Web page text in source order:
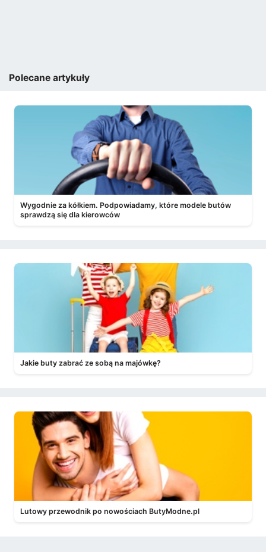
Polecane artykuły
Wygodnie za kółkiem. Podpowiadamy, które modele butów
sprawdzą się dla kierowców
Jakie buty zabrać ze sobą na majówkę?
Lutowy przewodnik po nowościach ButyModne.pl